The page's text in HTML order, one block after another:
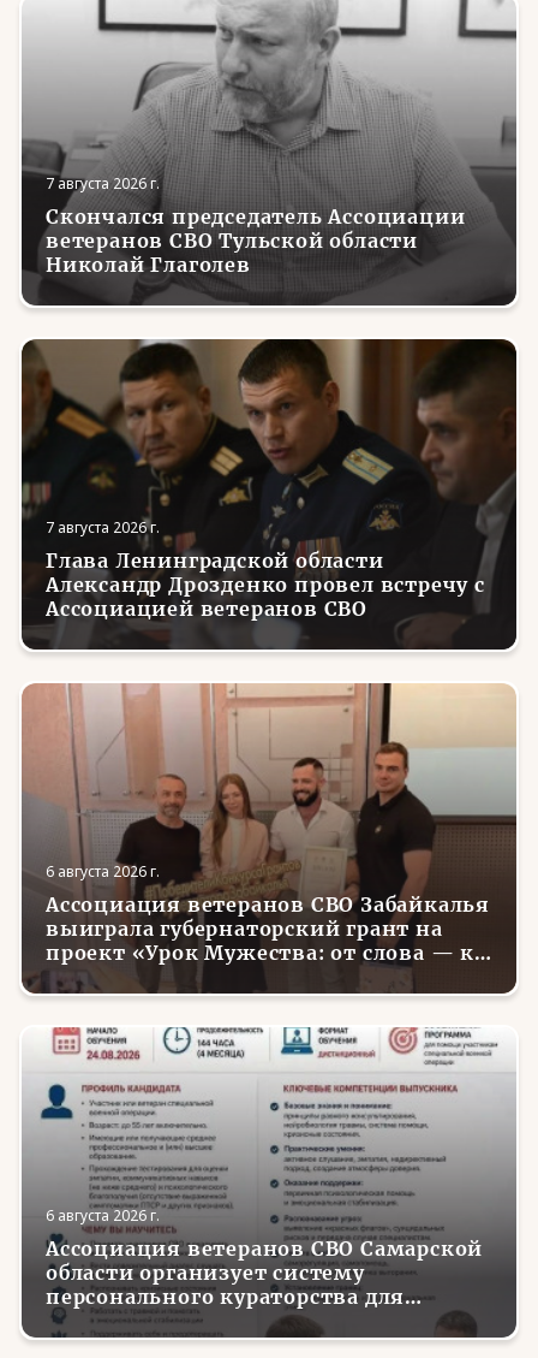
7 августа 2026 г.
Скончался председатель Ассоциации
ветеранов СВО Тульской области
Николай Глаголев
7 августа 2026 г.
Глава Ленинградской области
Александр Дрозденко провел встречу с
Ассоциацией ветеранов СВО
6 августа 2026 г.
Ассоциация ветеранов СВО Забайкалья
выиграла губернаторский грант на
проект «Урок Мужества: от слова — к
делу»
6 августа 2026 г.
Ассоциация ветеранов СВО Самарской
области организует систему
персонального кураторства для
трудоустройства и социализации
вернувшихся с фронта бойцов